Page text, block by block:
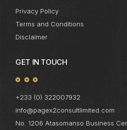
Privacy Policy
Terms and Conditions
Disclaimer
GET IN TOUCH
+233 (0) 322007932
info@pagex2consultlimited.com
No. 1206 Atasomanso Business